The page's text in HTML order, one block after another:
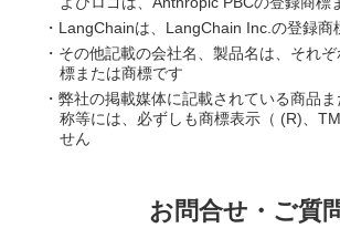
・LangChainは、LangChain Inc.の登録商
・その他記載の会社名、製品名は、それ
標または商標です
・弊社の掲載媒体に記載されている商品
称等には、必ずしも商標表示（ (R)、
せん
お問合せ・ご質